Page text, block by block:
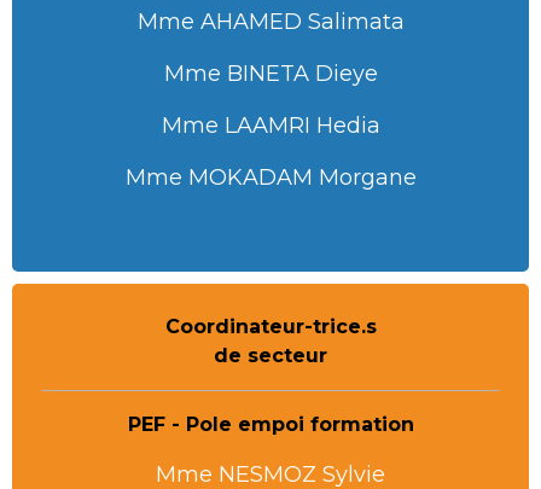
Mme AHAMED Salimata
Mme BINETA Dieye
Mme LAAMRI Hedia
Mme MOKADAM Morgane
Coordinateur-trice.s
de secteur
PEF - Pole empoi formation
Mme NESMOZ Sylvie